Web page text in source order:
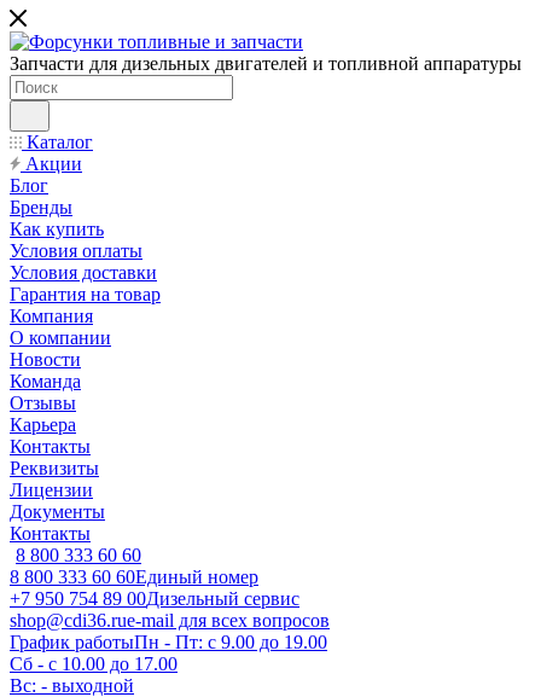
Запчасти для дизельных двигателей и топливной аппаратуры
Каталог
Акции
Блог
Бренды
Как купить
Условия оплаты
Условия доставки
Гарантия на товар
Компания
О компании
Новости
Команда
Отзывы
Карьера
Контакты
Реквизиты
Лицензии
Документы
Контакты
8 800 333 60 60
8 800 333 60 60Единый номер
+7 950 754 89 00Дизельный сервис
shop@cdi36.rue-mail для всех вопросов
График работыПн - Пт: с 9.00 до 19.00
Сб - с 10.00 до 17.00
Вс: - выходной